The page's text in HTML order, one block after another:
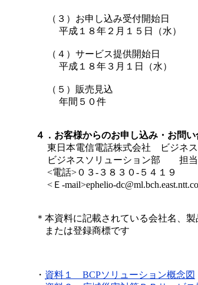
（３）お申し込み受付開始日
平成１８年２月１５日（水）
（４）サービス提供開始日
平成１８年３月１日（水）
（５）販売見込
年間５０件
４．お客様からのお申し込み・お問
東日本電信電話株式会社 ビジネ
ビジネスソリューション部 担
<電話>０３-３８３０-５４１９
<Ｅ-mail>ephelio-
＊ 本資料に記載されている会社名、
または登録商標です
・ 資料１ BCPソリューション概念図